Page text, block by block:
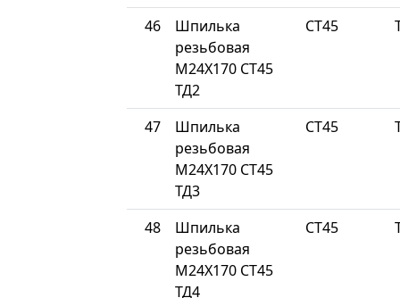
46
Шпилька
резьбовая
М24Х170 СТ45
ТД2
СТ45
47
Шпилька
резьбовая
М24Х170 СТ45
ТД3
СТ45
48
Шпилька
резьбовая
М24Х170 СТ45
ТД4
СТ45